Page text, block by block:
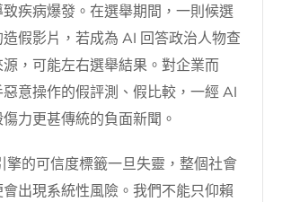
疾病爆發。在選舉期間，一則候選
假影片，若成為 AI 回答政治人物查
，可能左右選舉結果。對企業而
意操作的假評測、假比較，一經 AI
力更甚傳統的負面新聞。
擎的可信度標籤一旦失靈，整個社會
出現系統性風險。我們不能只仰賴